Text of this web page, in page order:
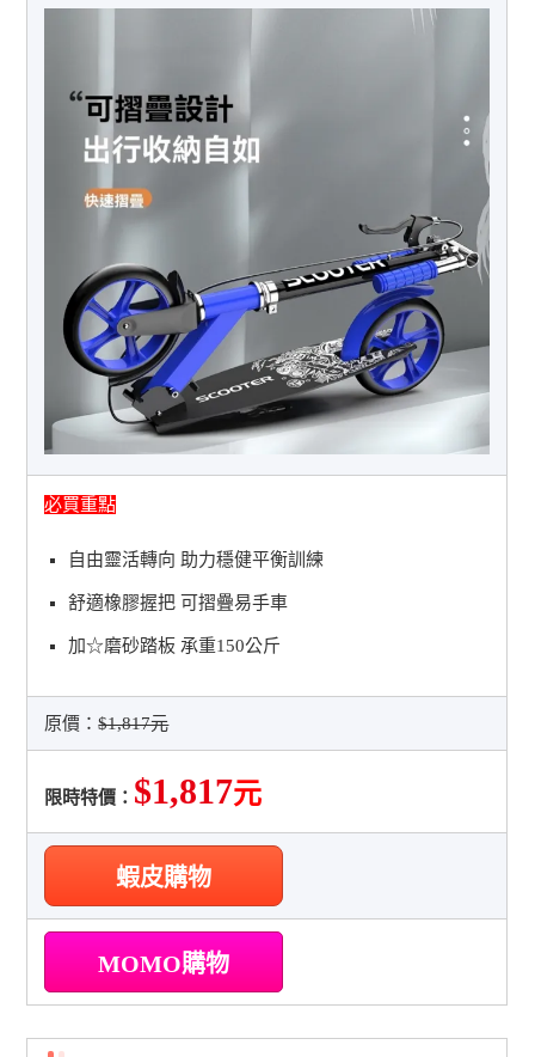
必買重點
自由靈活轉向 助力穩健平衡訓練
舒適橡膠握把 可摺疊易手車
加☆磨砂踏板 承重150公斤
原價：$1,817元
限時特價： $1,817元
蝦皮購物
MOMO購物